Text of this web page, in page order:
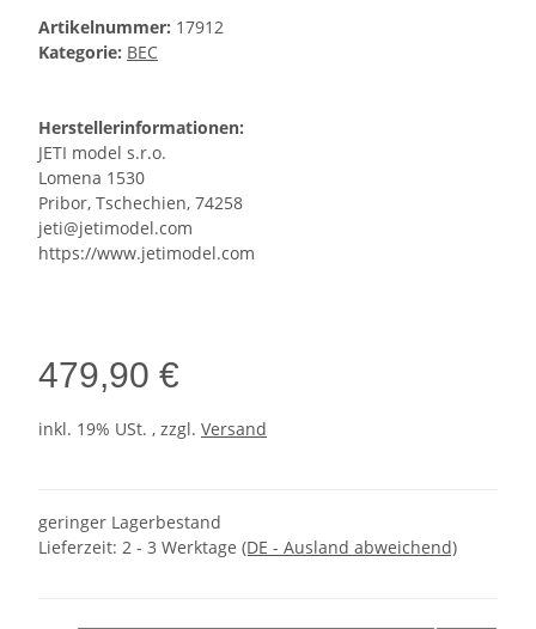
Artikelnummer: 17912
Kategorie: BEC
Herstellerinformationen:
JETI model s.r.o.
Lomena 1530
Pribor, Tschechien, 74258
jeti@jetimodel.com
https://www.jetimodel.com
479,90 €
inkl. 19% USt. , zzgl. Versand
geringer Lagerbestand
Lieferzeit: 2 - 3 Werktage (DE - Ausland abweichend)